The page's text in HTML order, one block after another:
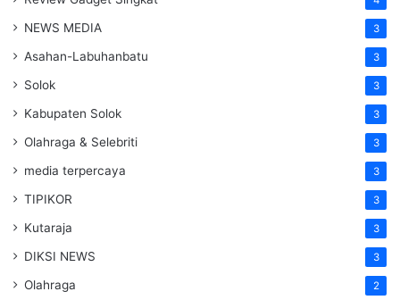
NEWS MEDIA 3
Asahan-Labuhanbatu 3
Solok 3
Kabupaten Solok 3
Olahraga & Selebriti 3
media terpercaya 3
TIPIKOR 3
Kutaraja 3
DIKSI NEWS 3
Olahraga 2